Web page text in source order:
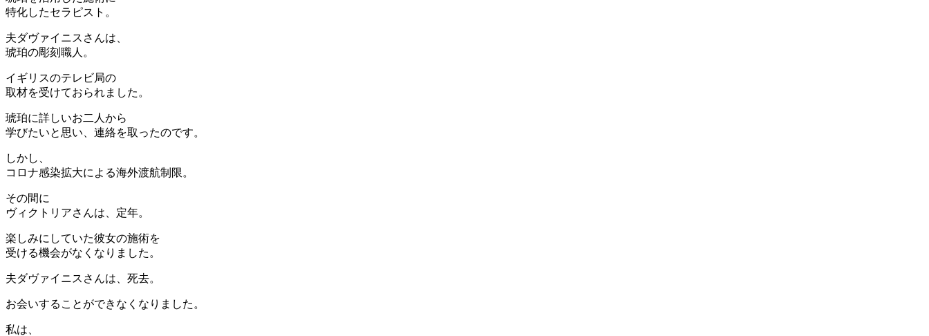
特化したセラピスト。
夫ダヴァイニスさんは、
琥珀の彫刻職人。
イギリスのテレビ局の
取材を受けておられました。
琥珀に詳しいお二人から
学びたいと思い、連絡を取ったのです。
しかし、
コロナ感染拡大による海外渡航制限。
その間に
ヴィクトリアさんは、定年。
楽しみにしていた彼女の施術を
受ける機会がなくなりました。
夫ダヴァイニスさんは、死去。
お会いすることができなくなりました。
私は、